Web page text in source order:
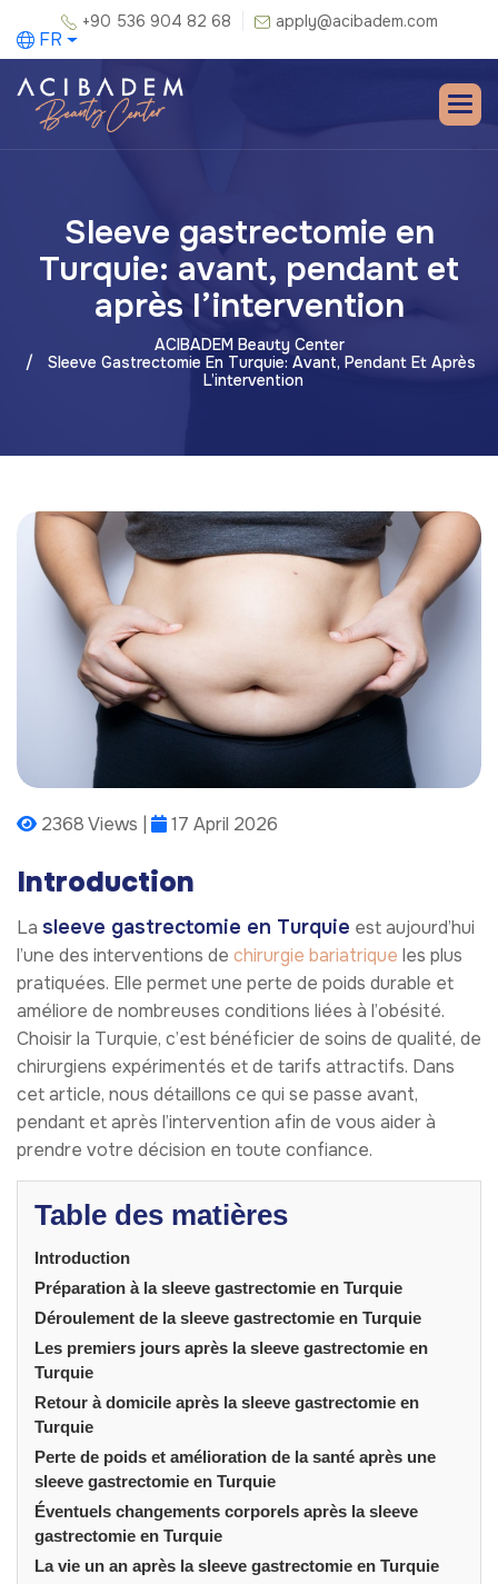
+90 536 904 82 68 apply@acibadem.com
FR
Sleeve gastrectomie en
Turquie: avant, pendant et
après l’intervention
ACIBADEM Beauty Center
Sleeve Gastrectomie En Turquie: Avant, Pendant Et Après
L’intervention
2368 Views | 17 April 2026
Introduction
La sleeve gastrectomie en Turquie est aujourd’hui
l’une des interventions de chirurgie bariatrique les plus
pratiquées. Elle permet une perte de poids durable et
améliore de nombreuses conditions liées à l’obésité.
Choisir la Turquie, c’est bénéficier de soins de qualité, de
chirurgiens expérimentés et de tarifs attractifs. Dans
cet article, nous détaillons ce qui se passe avant,
pendant et après l’intervention afin de vous aider à
prendre votre décision en toute confiance.
Table des matières
Introduction
Préparation à la sleeve gastrectomie en Turquie
Déroulement de la sleeve gastrectomie en Turquie
Les premiers jours après la sleeve gastrectomie en
Turquie
Retour à domicile après la sleeve gastrectomie en
Turquie
Perte de poids et amélioration de la santé après une
sleeve gastrectomie en Turquie
Éventuels changements corporels après la sleeve
gastrectomie en Turquie
La vie un an après la sleeve gastrectomie en Turquie